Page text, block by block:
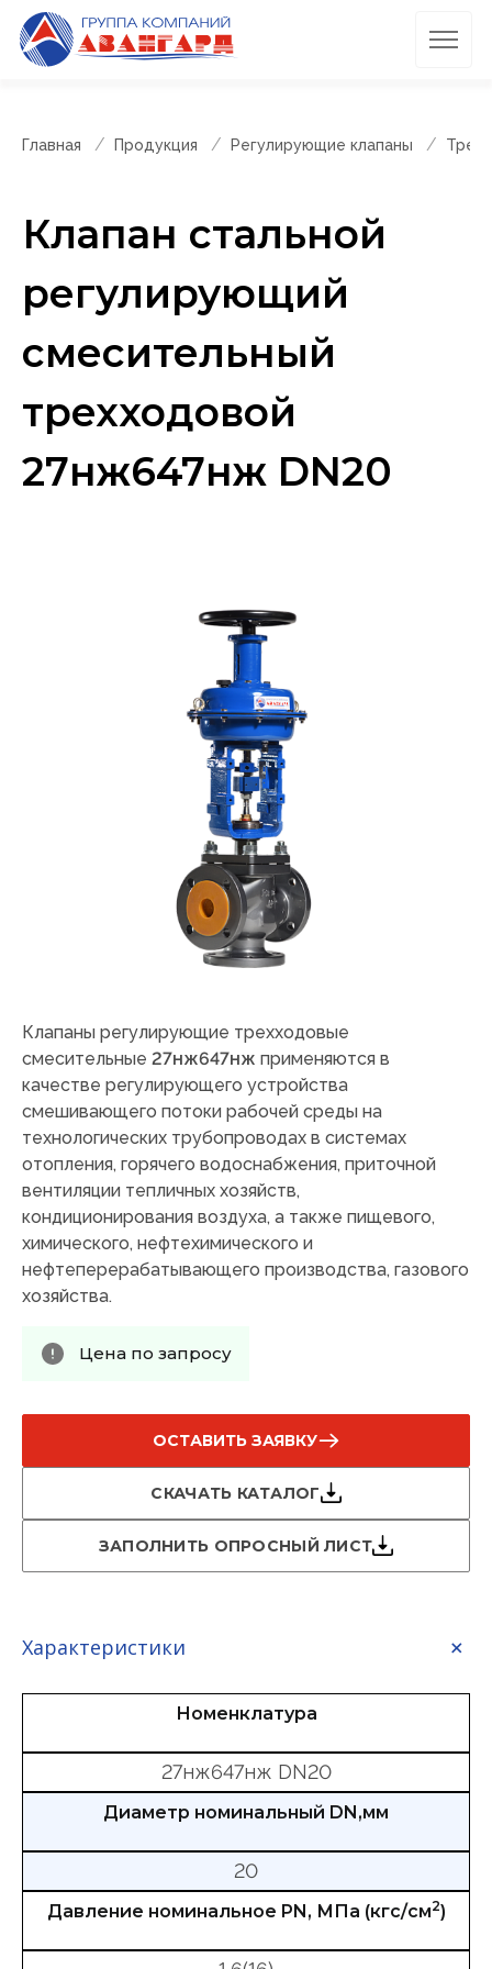
Главная Продукция Регулирующие клапаны
Клапан стальной
регулирующий
смесительный
трехходовой
27нж647нж DN20
Клапаны регулирующие трехходовые
смесительные 27нж647нж применяются в
качестве регулирующего устройства
смешивающего потоки рабочей среды на
технологических трубопроводах в системах
отопления, горячего водоснабжения, приточной
вентиляции тепличных хозяйств,
кондиционирования воздуха, а также пищевого,
химического, нефтехимического и
нефтеперерабатывающего производства, газового
хозяйства.
Цена по запросу
ОСТАВИТЬ ЗАЯВКУ
СКАЧАТЬ КАТАЛОГ
ЗАПОЛНИТЬ ОПРОСНЫЙ ЛИСТ
Характеристики
Номенклатура
27нж647нж DN20
Диаметр номинальный DN,мм
20
Давление номинальное PN, МПа (кгс/см2)